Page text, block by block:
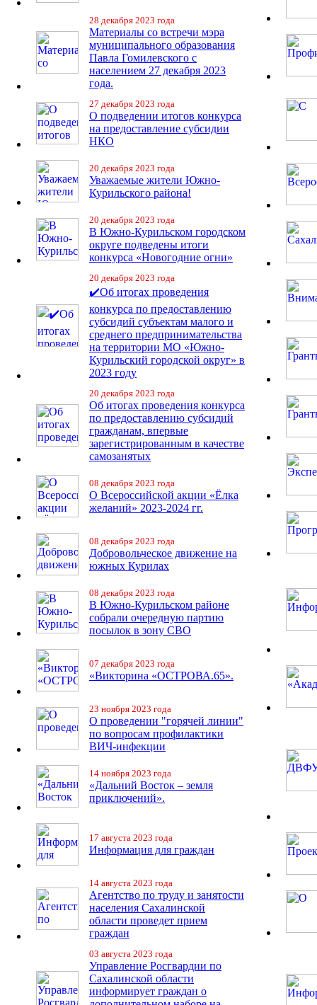
28 декабря 2023 года
Материалы со встречи мэра
муниципального образования
Павла Гомилевского с
населением 27 декабря 2023
года.
27 декабря 2023 года
О подведении итогов конкурса
на предоставление субсидии
НКО
20 декабря 2023 года
Уважаемые жители Южно-
Курильского района!
20 декабря 2023 года
В Южно-Курильском городском
округе подведены итоги
конкурса «Новогодние огни»
20 декабря 2023 года
✔️Об итогах проведения
конкурса по предоставлению
субсидий субъектам малого и
среднего предпринимательства
на территории МО «Южно-
Курильский городской округ» в
2023 году
20 декабря 2023 года
Об итогах проведения конкурса
по предоставлению субсидий
гражданам, впервые
зарегистрированным в качестве
самозанятых
08 декабря 2023 года
О Всероссийской акции «Ёлка
желаний» 2023-2024 гг.
08 декабря 2023 года
Добровольческое движение на
южных Курилах
08 декабря 2023 года
В Южно-Курильском районе
собрали очередную партию
посылок в зону СВО
07 декабря 2023 года
«Викторина «ОСТРОВА.65».
23 ноября 2023 года
О проведении "горячей линии"
по вопросам профилактики
ВИЧ-инфекции
14 ноября 2023 года
«Дальний Восток – земля
приключений».
17 августа 2023 года
Информация для граждан
14 августа 2023 года
Агентство по труду и занятости
населения Сахалинской
области проведет прием
граждан
03 августа 2023 года
Управление Росгвардии по
Сахалинской области
информирует граждан о